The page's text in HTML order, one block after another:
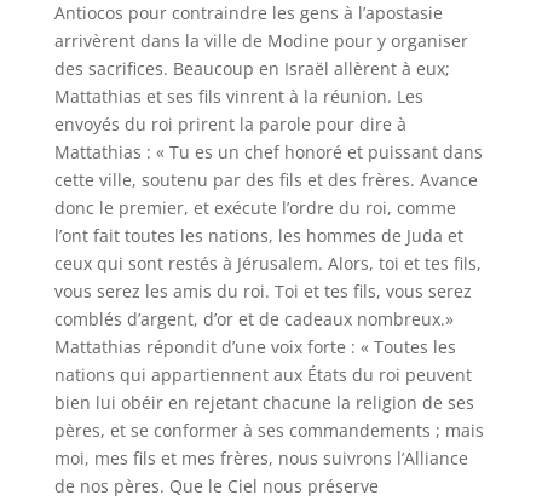
Antiocos pour contraindre les gens à l’apostasie
arrivèrent dans la ville de Modine pour y organiser
des sacrifices. Beaucoup en Israël allèrent à eux;
Mattathias et ses fils vinrent à la réunion. Les
envoyés du roi prirent la parole pour dire à
Mattathias : « Tu es un chef honoré et puissant dans
cette ville, soutenu par des fils et des frères. Avance
donc le premier, et exécute l’ordre du roi, comme
l’ont fait toutes les nations, les hommes de Juda et
ceux qui sont restés à Jérusalem. Alors, toi et tes fils,
vous serez les amis du roi. Toi et tes fils, vous serez
comblés d’argent, d’or et de cadeaux nombreux.»
Mattathias répondit d’une voix forte : « Toutes les
nations qui appartiennent aux États du roi peuvent
bien lui obéir en rejetant chacune la religion de ses
pères, et se conformer à ses commandements ; mais
moi, mes fils et mes frères, nous suivrons l’Alliance
de nos pères. Que le Ciel nous préserve